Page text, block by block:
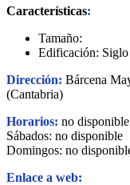
Surf
Tenis
Tenis de
Tiro con
Triatlón
Voleibol
Características:
Tamaño:
Edificación:
Dirección: Bárcena
(Cantabria)
Horarios: no disponible
Sábados: no disponible
Domingos: no
Enlace a web: